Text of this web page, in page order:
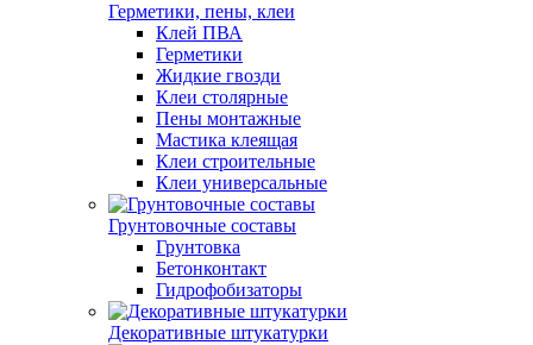
Герметики, пены, клеи
Клей ПВА
Герметики
Жидкие гвозди
Клеи столярные
Пены монтажные
Мастика клеящая
Клеи строительные
Клеи универсальные
Грунтовочные составы
Грунтовка
Бетонконтакт
Гидрофобизаторы
Декоративные штукатурки